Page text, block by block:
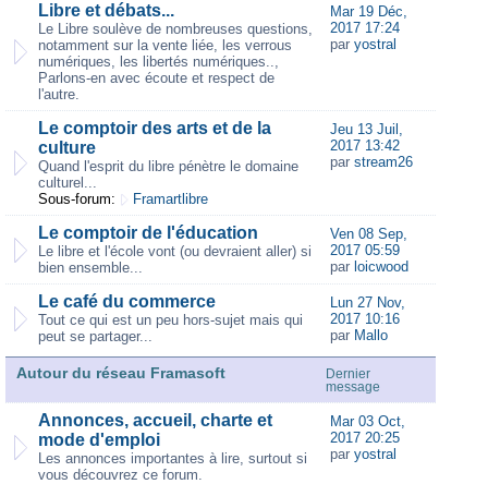
Libre et débats...
Le Libre soulève de nombreuses questions,
notamment sur la vente liée, les verrous
numériques, les libertés numériques..,
Parlons-en avec écoute et respect de
l'autre.
Mar 19 Déc,
2017 17:24
par yostral
Le comptoir des arts et de la
culture
Quand l'esprit du libre pénètre le domaine
culturel...
Sous-forum:
Framartlibre
Jeu 13 Juil,
2017 13:42
par stream26
Le comptoir de l'éducation
Le libre et l'école vont (ou devraient aller) si
bien ensemble...
Ven 08 Sep,
2017 05:59
par loicwood
Le café du commerce
Tout ce qui est un peu hors-sujet mais qui
peut se partager...
Lun 27 Nov,
2017 10:16
par Mallo
Autour du réseau Framasoft
Dernier
message
Annonces, accueil, charte et
mode d'emploi
Les annonces importantes à lire, surtout si
vous découvrez ce forum.
Mar 03 Oct,
2017 20:25
par yostral